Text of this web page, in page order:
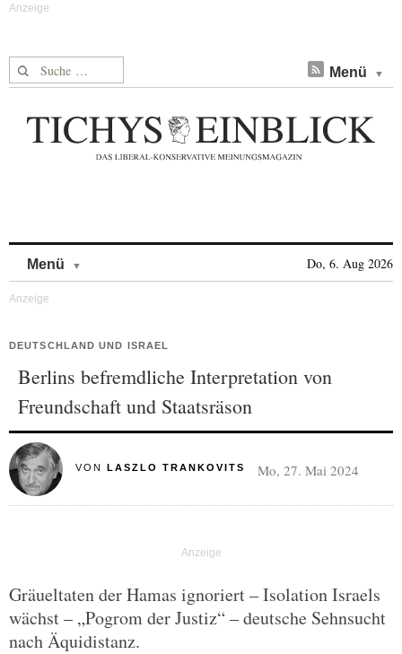
Suche nach: Menü
Menü Do, 6. Aug 2026
DEUTSCHLAND UND ISRAEL
Berlins befremdliche Interpretation von
Freundschaft und Staatsräson
VON LASZLO TRANKOVITS Mo, 27. Mai 2024
Gräueltaten der Hamas ignoriert – Isolation Israels
wächst – „Pogrom der Justiz“ – deutsche Sehnsucht
nach Äquidistanz.